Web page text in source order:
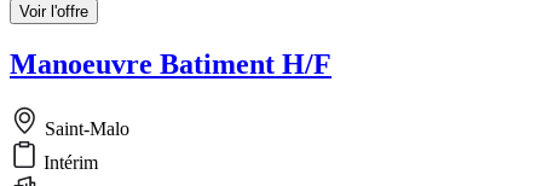
Voir l'offre
Manoeuvre Batiment H/F
Saint-Malo
Intérim